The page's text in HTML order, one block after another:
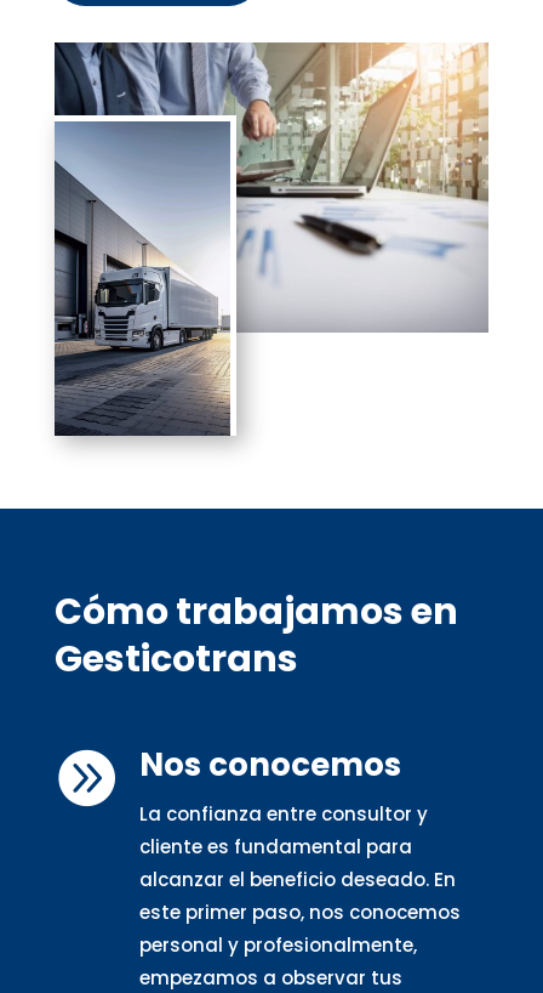
Cómo trabajamos en
Gesticotrans
 Nos conocemos
La confianza entre consultor y
cliente es fundamental para
alcanzar el beneficio deseado. En
este primer paso, nos conocemos
personal y profesionalmente,
empezamos a observar tus